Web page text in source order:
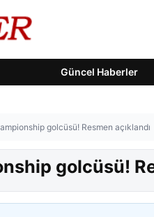
Güncel Haberler
golcüsü! Resmen açıklandı
golcüsü!